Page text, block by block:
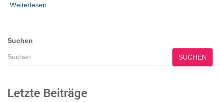
Weiterlesen
Suchen
SUCHEN
Letzte Beiträge